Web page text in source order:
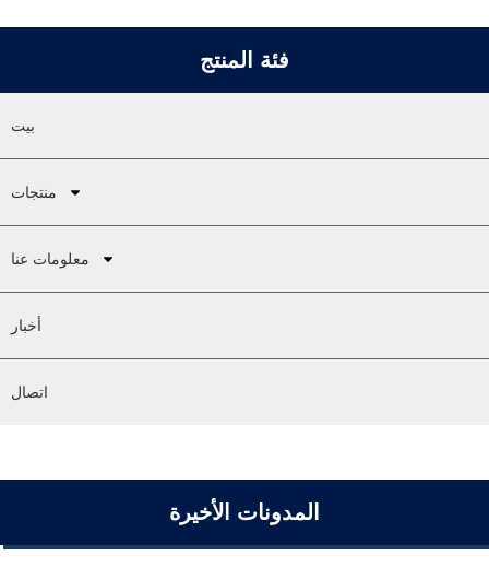
فئة المنتج
بيت
منتجات
معلومات عنا
أخبار
اتصال
المدونات الأخيرة